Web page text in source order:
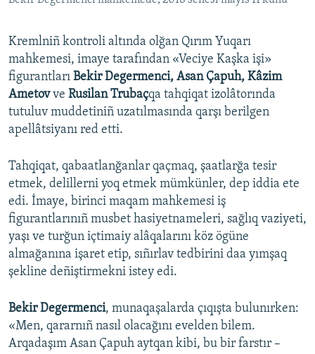
QOŞULIÑIZ!
RFE/RS bütün saytları
Kremlniñ kontroli altında olğan Qırım Yuqarı
mahkemesi, imaye tarafından «Veciye Kaşka işi»
figurantları Bekir Degermenci, Asan Çapuh, Kâzim
Ametovve Rusilan Trubaçqa tahqiqat izolâtorında
tutuluv muddetiniñ uzatılmasında qarşı berilgen
apellâtsiyanı red etti.
Tahqiqat, qabaatlanğanlar qaçmaq, şaatlarğa tesir
etmek, delillerni yoq etmek mümkünler, dep iddia ete
edi. İmaye, birinci maqam mahkemesi iş
figurantlarınıñ musbet hasiyetnameleri, sağlıq vaziyeti,
yaşı ve turğun içtimaiy alâqalarını köz ögüne
almağanına işaret etip, sıñırlav tedbirini daa yımşaq
şekline deñiştirmekni istey edi.
Bekir Degermenci, munaqaşalarda çıqışta bulunırken:
«Men, qararnıñ nasıl olacağını evelden bilem.
Arqadaşım Asan Çapuh aytqan kibi, bu bir farstır –